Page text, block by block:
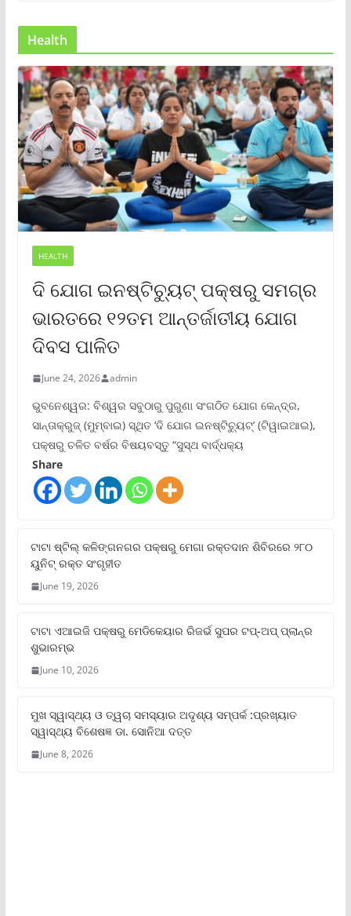
Health
HEALTH
ଦି ଯୋଗ ଇନଷ୍ଟିଚ୍ୟୁଟ୍ ପକ୍ଷରୁ ସମଗ୍ର
ଭାରତରେ ୧୨ତମ ଆନ୍ତର୍ଜାତୀୟ ଯୋଗ
ଦିବସ ପାଳିତ
June 24, 2026 admin
ଭୁବନେଶ୍ୱର: ବିଶ୍ୱର ସବୁଠାରୁ ପୁରୁଣା ସଂଗଠିତ ଯୋଗ କେନ୍ଦ୍ର,
ସାନ୍ତାକ୍ରୁଜ୍ (ମୁମ୍ବାଇ) ସ୍ଥିତ ‘ଦି ଯୋଗ ଇନଷ୍ଟିଚ୍ୟୁଟ୍‌’ (ଟିୱାଇଆଇ),
ପକ୍ଷରୁ ଚଳିତ ବର୍ଷର ବିଷୟବସ୍ତୁ “ସୁସ୍ଥ ବାର୍ଦ୍ଧକ୍ୟ
Share
ଟାଟା ଷ୍ଟିଲ୍‌ କଳିଙ୍ଗନଗର ପକ୍ଷରୁ ମେଗା ରକ୍ତଦାନ ଶିବିରରେ ୨୮୦
ୟୁନିଟ୍‌ ରକ୍ତ ସଂଗୃହୀତ
June 19, 2026
ଟାଟା ଏଆଇଜି ପକ୍ଷରୁ ମେଡିକେୟାର ରିଜର୍ଭ ସୁପର ଟପ୍‌-ଅପ୍ ପ୍ଲାନ୍‌ର
ଶୁଭାରମ୍ଭ
June 10, 2026
ମୁଖ ସ୍ୱାସ୍ଥ୍ୟ ଓ ତ୍ୱଚା ସମସ୍ୟାର ଅଦୃଶ୍ୟ ସମ୍ପର୍କ :ପ୍ରଖ୍ୟାତ
ସ୍ୱାସ୍ଥ୍ୟ ବିଶେଷଜ୍ଞ ଡା. ସୋନିଆ ଦତ୍ତ
June 8, 2026